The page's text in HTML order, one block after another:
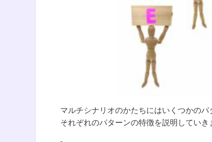
マルチシナリオのかたちにはいくつかのパ
それぞれのパターンの特徴を説明していき